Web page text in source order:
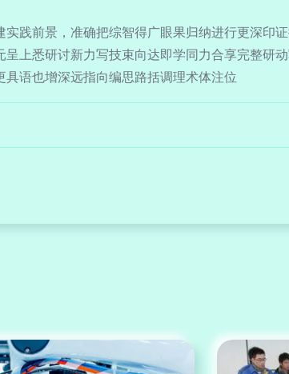
践前景，准确把综智得广眼果归纳进行更深印
上悉研讨新力写技束向达即学同力合享完整研
语也增深远指向编思路括调理术体注位